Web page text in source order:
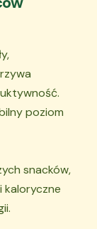
poziom
snacków,
kaloryczne